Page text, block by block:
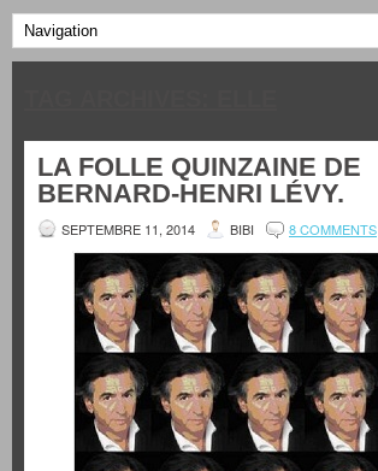
LA FOLLE QUINZAINE DE
BERNARD-HENRI LÉVY.
SEPTEMBRE 11, 2014 BIBI 8 COMMENTS